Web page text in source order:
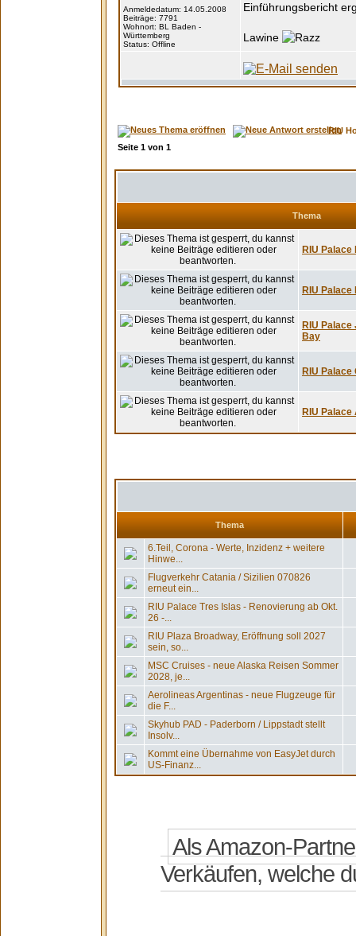
Anmeldedatum: 14.05.2008
Beiträge: 7791
Wohnort: BL Baden -
Württemberg
Status: Offline
Einführungsbericht
Lawine
RIU
Seite 1 von 1
Thema
RIU Palace
RIU
RIU
Bay
RIU
RIU
Thema
6.Teil, Corona - Werte, Inzidenz + weitere
Hinwe...
Flugverkehr Catania / Sizilien 070826
erneut ein...
RIU Palace Tres Islas - Renovierung ab Okt.
26 -...
RIU Plaza Broadway, Eröffnung soll 2027
sein, so...
MSC Cruises - neue Alaska Reisen Sommer
2028, je...
Aerolineas Argentinas - neue Flugzeuge für
die F...
Skyhub PAD - Paderborn / Lippstadt stellt
Insolv...
Kommt eine Übernahme von EasyJet durch
US-Finanz...